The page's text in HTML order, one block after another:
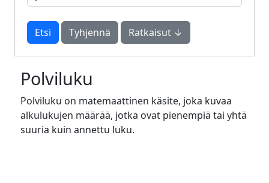
Tyhjennä Ratkaisut ↓
Polviluku
Polviluku on matemaattinen käsite, joka kuvaa
alkulukujen määrää, jotka ovat pienempiä tai yhtä
suuria kuin annettu luku.